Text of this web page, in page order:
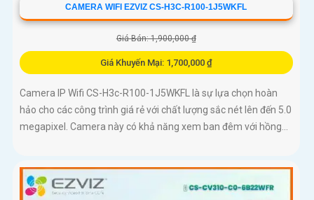
CAMERA WIFI EZVIZ CS-H3C-R100-1J5WKFL
Giá Bán: 1,900,000 ₫
Giá Khuyến Mại: 1,700,000 ₫
Camera IP Wifi CS-H3c-R100-1J5WKFL là sự lựa chọn hoàn
hảo cho các công trình giá rẻ với chất lượng sắc nét lên đến 5.0
megapixel. Camera này có khả năng xem ban đêm với hồng...